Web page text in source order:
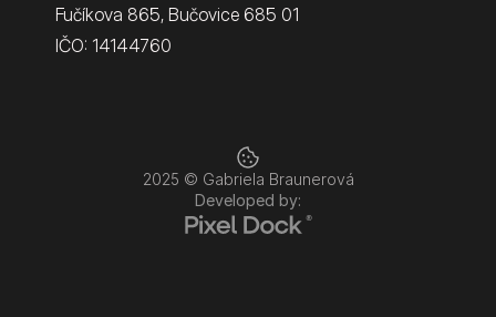
Fučíkova 865, Bučovice 685 01
IČO: 14144760
2025 © Gabriela Braunerová
Developed by: